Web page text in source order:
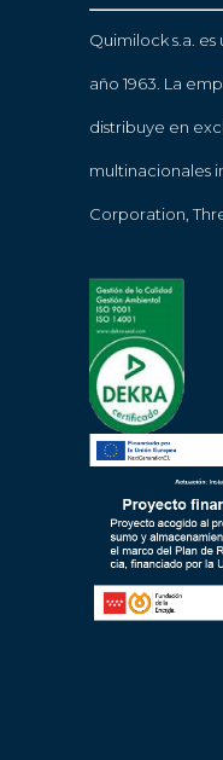
Quimilock s.a.
año 1963. La
distribuye en
multinacionales
Corporation,